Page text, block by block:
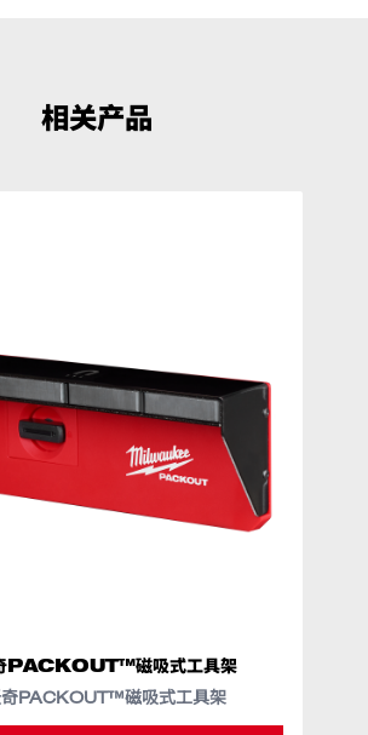
相关产品
PACKOUT™磁吸式工具架
PACKOUT™磁吸式工具架